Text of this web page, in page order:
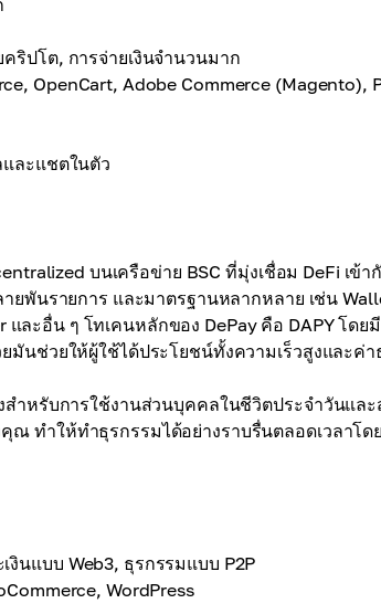
คริปโต, การจ่ายเงินจำนวนมาก
OpenCart, Adobe Commerce (Magento),
ละแชตในตัว
บนเครือข่าย BSC ที่มุ่งเชื่อม DeFi เข้
ยพันรายการ และมาตรฐานหลากหลาย เช่น
และอื่น ๆ โทเคนหลักของ DePay คือ DAPY โ
มันช่วยให้ผู้ใช้ได้ประโยชน์ทั้งความเร็วสูงและค่
สำหรับการใช้งานส่วนบุคคลในชีวิตประจำวันแ
ณ ทำให้ทำธุรกรรมได้อย่างราบรื่นตลอดเวลาโด
งินแบบ Web3, ธุรกรรมแบบ P2P
WordPress